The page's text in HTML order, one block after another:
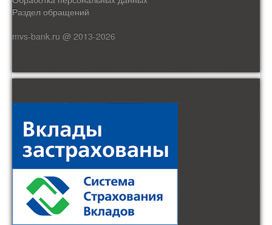
Раздел обращений
mvs-bank.ru @ 2013-2026